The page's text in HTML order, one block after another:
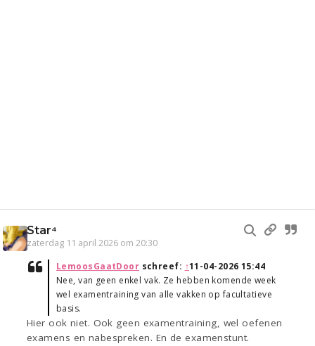
Star⁴
zaterdag 11 april 2026 om 20:30
LemoosGaatDoor schreef: ↑11-04-2026 15:44
Nee, van geen enkel vak. Ze hebben komende week
wel examentraining van alle vakken op facultatieve
basis.
Hier ook niet. Ook geen examentraining, wel oefenen
examens en nabespreken. En de examenstunt.